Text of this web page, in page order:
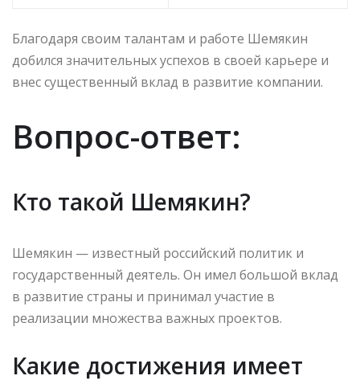
Благодаря своим талантам и работе Шемякин
добился значительных успехов в своей карьере и
внес существенный вклад в развитие компании.
Вопрос-ответ:
Кто такой Шемякин?
Шемякин — известный российский политик и
государственный деятель. Он имел большой вклад
в развитие страны и принимал участие в
реализации множества важных проектов.
Какие достижения имеет